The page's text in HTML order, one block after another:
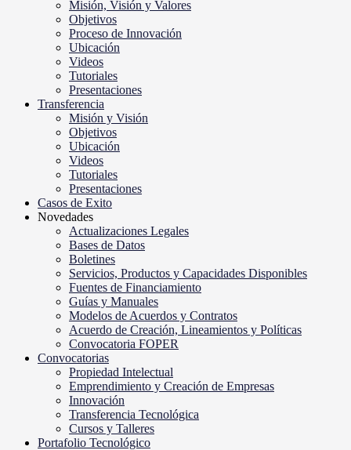
Misión, Visión y Valores
Objetivos
Proceso de Innovación
Ubicación
Videos
Tutoriales
Presentaciones
Transferencia
Misión y Visión
Objetivos
Ubicación
Videos
Tutoriales
Presentaciones
Casos de Exito
Novedades
Actualizaciones Legales
Bases de Datos
Boletines
Servicios, Productos y Capacidades Disponibles
Fuentes de Financiamiento
Guías y Manuales
Modelos de Acuerdos y Contratos
Acuerdo de Creación, Lineamientos y Políticas
Convocatoria FOPER
Convocatorias
Propiedad Intelectual
Emprendimiento y Creación de Empresas
Innovación
Transferencia Tecnológica
Cursos y Talleres
Portafolio Tecnológico